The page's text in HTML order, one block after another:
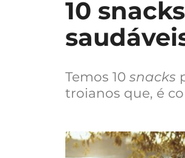
10
Temos 10 snacks
troianos que, é